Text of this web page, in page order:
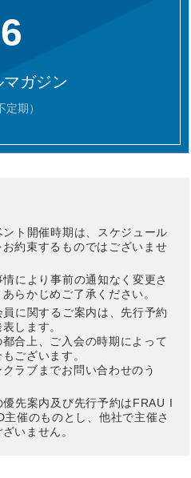
6
マガジン
定期）
ト開催時期は、スケジュール
約束するものではございませ
により事前の通知なく変更さ
らかじめご了承ください。
に関するご案内は、先行予約
します。
合上、ご入会の時期によって
ございます。
ラブまでお問い合わせのう
先案内及び先行予約はFRAU I
催のものとし、他社で主催さ
いません。